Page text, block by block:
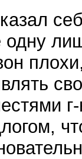
одну